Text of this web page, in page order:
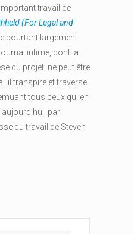
travail de
(For Legal and
pourtant largement
intime, dont la
du projet, ne peut être
: il transpire et traverse
tous ceux qui en
par
du travail de Steven